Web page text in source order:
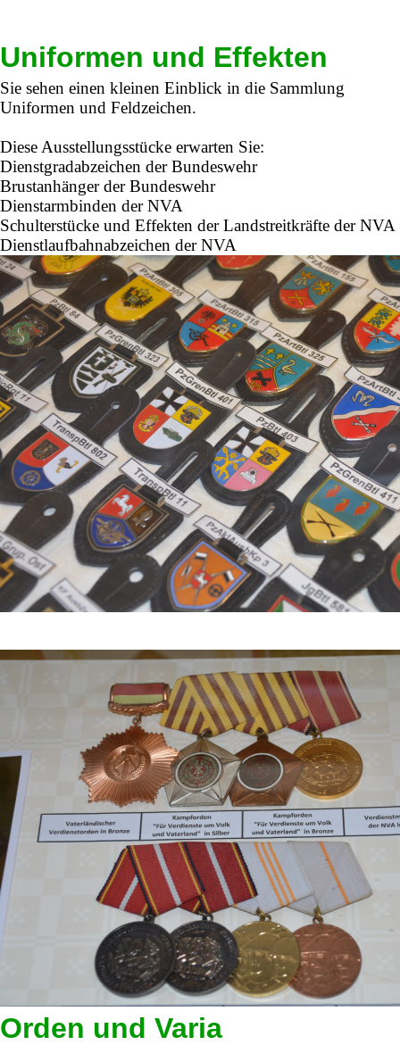
Uniformen und Effekten
Sie sehen einen kleinen Einblick in die Sammlung
Uniformen und Feldzeichen.
Diese Ausstellungsstücke erwarten Sie:
Dienstgradabzeichen der Bundeswehr
Brustanhänger der Bundeswehr
Dienstarmbinden der NVA
Schulterstücke und Effekten der Landstreitkräfte der NVA
Dienstlaufbahnabzeichen der NVA
Orden und Varia